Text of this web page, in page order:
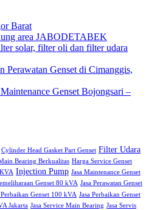
Barat
area JABODETABEK
solar, filter oli dan filter udara
Perawatan Genset di Cimanggis,
Genset Bojongsari –
Cylinder Head Gasket Part Genset Filter Udara
Bearing Berkualitas Harga Service Genset
Injection Pump Jasa Maintenance Genset
Genset 80 kVA Jasa Perawatan Genset
Perbaikan Genset 100 kVA Jasa Perbaikan Genset
Jakarta Jasa Service Main Bearing Jasa Servis